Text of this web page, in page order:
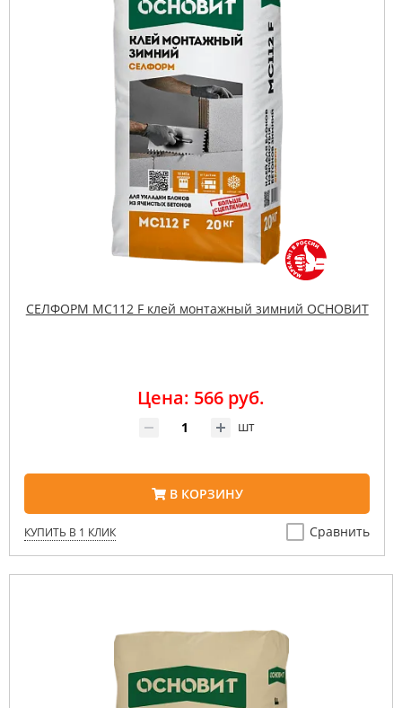
СЕЛФОРМ MC112 F клей монтажный зимний ОСНОВИТ
Цена: 566 руб.
шт
В КОРЗИНУ
КУПИТЬ В 1 КЛИК Сравнить